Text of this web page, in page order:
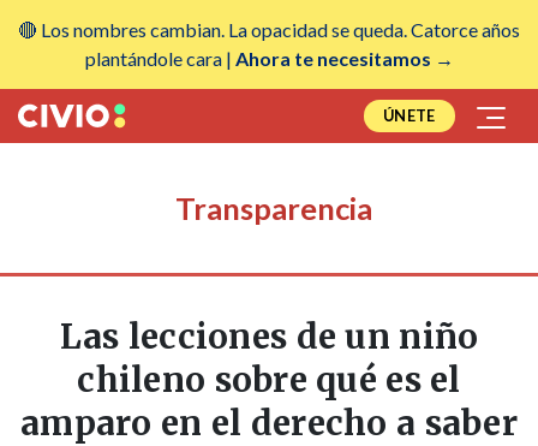
🔴 Los nombres cambian. La opacidad se queda. Catorce años
plantándole cara | Ahora te necesitamos →
ÚNETE
Transparencia
Las lecciones de un niño
chileno sobre qué es el
amparo en el derecho a saber